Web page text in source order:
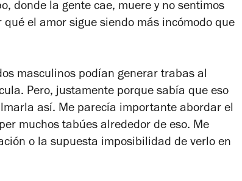
, donde la gente cae, muere y no sentimos
el amor sigue siendo más incómodo que
masculinos podían generar trabas al
Pero, justamente porque sabía que eso
así. Me parecía importante abordar el
muchos tabúes alrededor de eso. Me
o la supuesta imposibilidad de verlo en